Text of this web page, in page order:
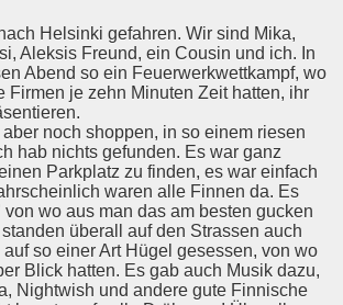
Helsinki gefahren. Wir sind Mika,
Aleksis Freund, ein Cousin und ich. In
Abend so ein Feuerwerkwettkampf, wo
Firmen je zehn Minuten Zeit hatten, ihr
noch shoppen, in so einem riesen
hab nichts gefunden. Es war ganz
Parkplatz zu finden, es war einfach
waren alle Finnen da. Es
wo aus man das am besten gucken
überall auf den Strassen auch
auf so einer Art Hügel gesessen, von wo
Blick hatten. Es gab auch Musik dazu,
Nightwish und andere gute Finnische